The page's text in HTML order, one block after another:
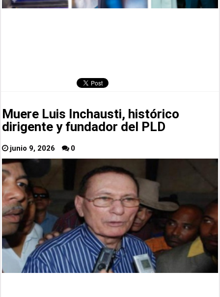
Muere Luis Inchausti, histórico
dirigente y fundador del PLD
junio 9, 2026 0